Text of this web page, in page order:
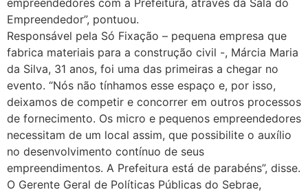
empreendedores com a Prefeitura, através da Sala do
Empreendedor”, pontuou.
Responsável pela Só Fixação – pequena empresa que
fabrica materiais para a construção civil -, Márcia Maria
da Silva, 31 anos, foi uma das primeiras a chegar no
evento. “Nós não tínhamos esse espaço e, por isso,
deixamos de competir e concorrer em outros processos
de fornecimento. Os micro e pequenos empreendedores
necessitam de um local assim, que possibilite o auxílio
no desenvolvimento contínuo de seus
empreendimentos. A Prefeitura está de parabéns”, disse.
O Gerente Geral de Políticas Públicas do Sebrae,